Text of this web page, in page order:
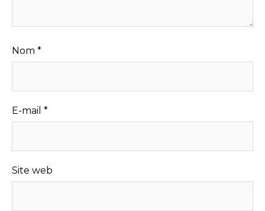
Nom *
E-mail *
Site web